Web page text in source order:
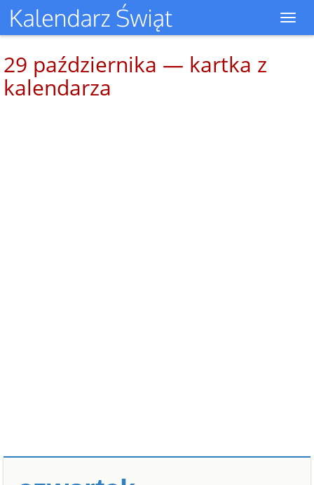
29 października — kartka z
kalendarza